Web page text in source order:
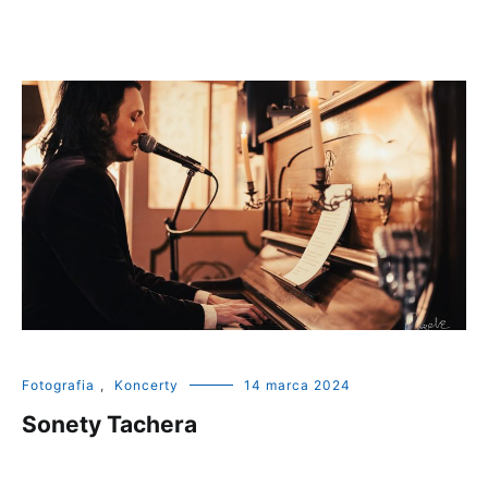
Fotografia , Koncerty 14 marca 2024
Sonety Tachera